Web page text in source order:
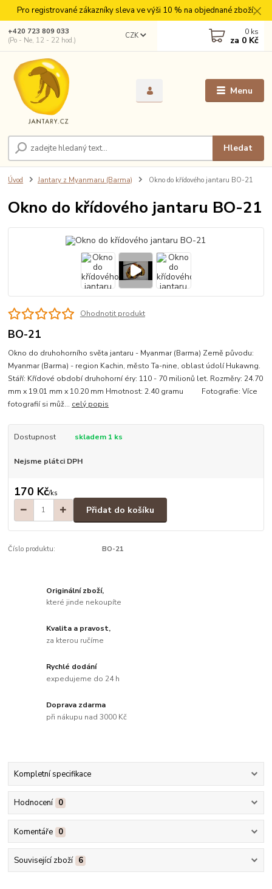
Pro registrované zákazníky sleva ve výši 10 % na objednané zboží.
Menu
CZK
Hledat
+420 723 809 033
(Po - Ne, 12 - 22 hod.)
0 ks
za 0 Kč
Úvod Jantary z Myanmaru (Barma) Okno do křídového jantaru BO-21
Okno do křídového jantaru BO-21
Ohodnotit produkt
BO-21
Okno do druhohorního světa jantaru - Myanmar (Barma) Země původu:
Myanmar (Barma) - region Kachin, město Ta-nine, oblast údolí Hukawng.
Stáří: Křídové období druhohorní éry: 110 - 70 milionů let. Rozměry: 24.70
mm x 19.01 mm x 10.20 mm Hmotnost: 2.40 gramu Fotografie: Více
fotografií si můž... celý popis
Dostupnost skladem 1 ks
Nejsme plátci DPH
170 Kč/ks
Přidat do košíku
Číslo produktu: BO-21
Originální zboží,
které jinde nekoupíte
Kvalita a pravost,
za kterou ručíme
Rychlé dodání
expedujeme do 24 h
Doprava zdarma
při nákupu nad 3000 Kč
Kompletní specifikace
Hodnocení 0
Komentáře 0
Související zboží 6